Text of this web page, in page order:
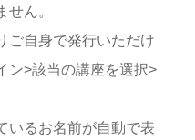
ん。
ご自身で発行いただけ
ン>該当の講座を選択>
いるお名前が自動で表